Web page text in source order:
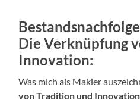
Die Verknüpfung
Innovation:
Was mich als Makler
von Tradition und Innovation